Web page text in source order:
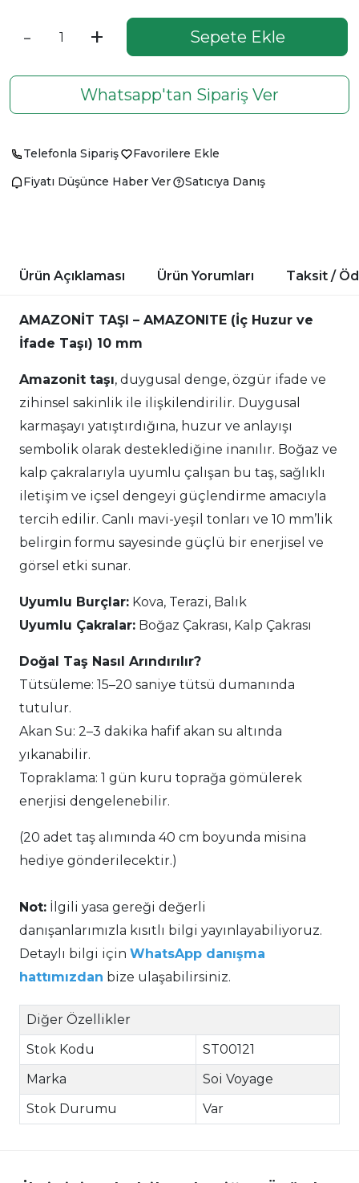
- + Sepete Ekle
Whatsapp'tan Sipariş Ver
Telefonla Sipariş
Favorilere Ekle
Fiyatı Düşünce Haber Ver
Satıcıya Danış
Ürün Açıklaması Taksit /
Ürün Yorumları
AMAZONİT TAŞI – AMAZONITE (İç Huzur ve
İfade Taşı) 10 mm
Amazonit taşı, duygusal denge, özgür ifade ve
zihinsel sakinlik ile ilişkilendirilir. Duygusal
karmaşayı yatıştırdığına, huzur ve anlayışı
sembolik olarak desteklediğine inanılır. Boğaz ve
kalp çakralarıyla uyumlu çalışan bu taş, sağlıklı
iletişim ve içsel dengeyi güçlendirme amacıyla
tercih edilir. Canlı mavi-yeşil tonları ve 10 mm’lik
belirgin formu sayesinde güçlü bir enerjisel ve
görsel etki sunar.
Uyumlu Burçlar: Kova, Terazi, Balık
Uyumlu Çakralar: Boğaz Çakrası, Kalp Çakrası
Doğal Taş Nasıl Arındırılır?
Tütsüleme: 15–20 saniye tütsü dumanında
tutulur.
Akan Su: 2–3 dakika hafif akan su altında
yıkanabilir.
Topraklama: 1 gün kuru toprağa gömülerek
enerjisi dengelenebilir.
(20 adet taş alımında 40 cm boyunda misina
hediye gönderilecektir.)
Not: İlgili yasa gereği değerli
danışanlarımızla kısıtlı bilgi yayınlayabiliyoruz.
Detaylı bilgi için WhatsApp danışma
hattımızdan bize ulaşabilirsiniz.
Diğer Özellikler
Stok Kodu
ST00121
Marka
Soi Voyage
Stok Durumu
Var